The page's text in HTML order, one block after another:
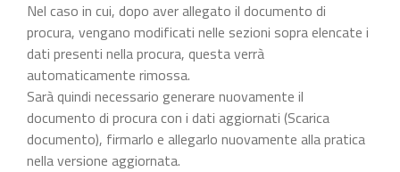
Nel caso in cui, dopo aver allegato il documento di
procura, vengano modificati nelle sezioni sopra elencate i
dati presenti nella procura, questa verrà
automaticamente rimossa.
Sarà quindi necessario generare nuovamente il
documento di procura con i dati aggiornati (Scarica
documento), firmarlo e allegarlo nuovamente alla pratica
nella versione aggiornata.